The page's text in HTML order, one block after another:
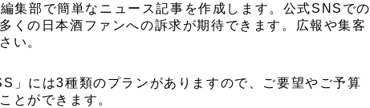
集部で簡単なニュース記事を作成します。公式SNSでの
くの日本酒ファンへの訴求が期待できます。広報や集客
い。
」には3種類のプランがありますので、ご要望やご予算
とができます。